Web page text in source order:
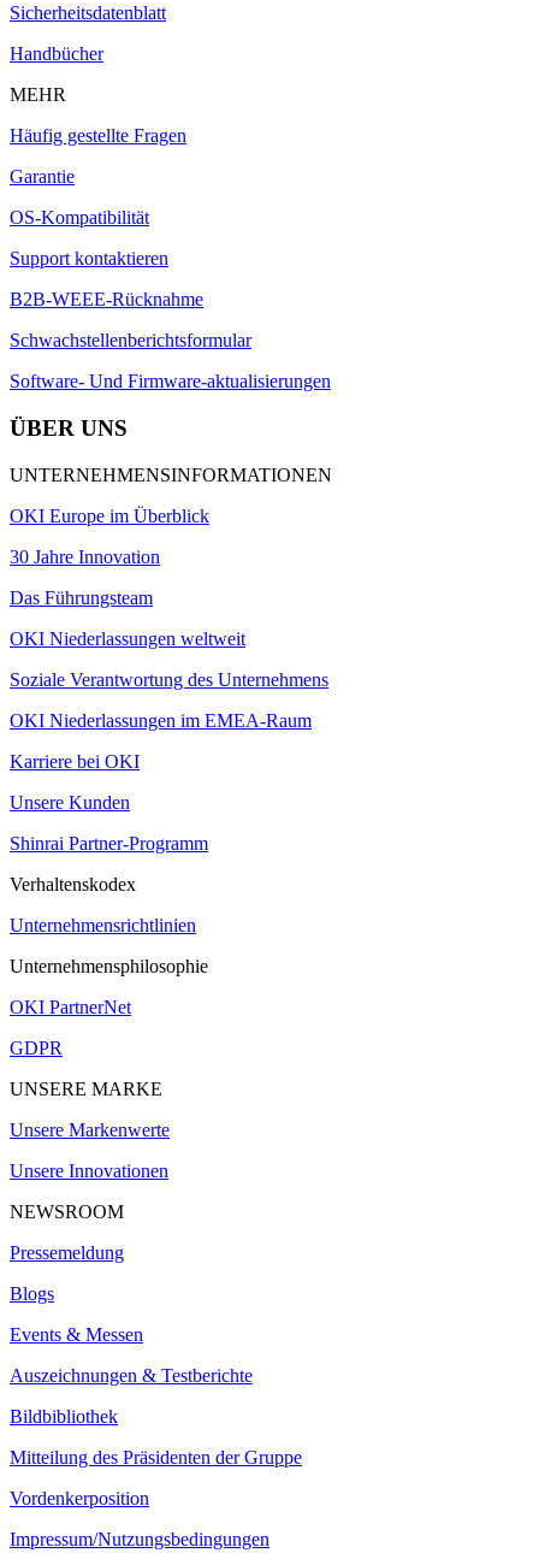
Sicherheitsdatenblatt
Handbücher
MEHR
Häufig gestellte Fragen
Garantie
OS-Kompatibilität
Support kontaktieren
B2B-WEEE-Rücknahme
Schwachstellenberichtsformular
Software- Und Firmware-aktualisierungen
ÜBER UNS
UNTERNEHMENSINFORMATIONEN
OKI Europe im Überblick
30 Jahre Innovation
Das Führungsteam
OKI Niederlassungen weltweit
Soziale Verantwortung des Unternehmens
OKI Niederlassungen im EMEA-Raum
Karriere bei OKI
Unsere Kunden
Shinrai Partner-Programm
Verhaltenskodex
Unternehmensrichtlinien
Unternehmensphilosophie
OKI PartnerNet
GDPR
UNSERE MARKE
Unsere Markenwerte
Unsere Innovationen
NEWSROOM
Pressemeldung
Blogs
Events & Messen
Auszeichnungen & Testberichte
Bildbibliothek
Mitteilung des Präsidenten der Gruppe
Vordenkerposition
Impressum/Nutzungsbedingungen